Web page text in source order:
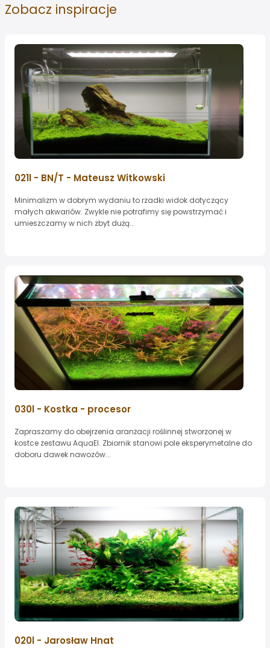
Zobacz inspiracje
021l - BN/T - Mateusz Witkowski
Minimalizm w dobrym wydaniu to rzadki widok dotyczący
małych akwariów. Zwykle nie potrafimy się powstrzymać i
umieszczamy w nich zbyt dużą...
030l - Kostka - procesor
Zapraszamy do obejrzenia aranżacji roślinnej stworzonej w
kostce zestawu AquaEl. Zbiornik stanowi pole eksperymetalne do
doboru dawek nawozów...
020l - Jarosław Hnat